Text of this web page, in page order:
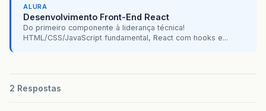
ALURA
Desenvolvimento Front-End React
Do primeiro componente à liderança técnica!
HTML/CSS/JavaScript fundamental, React com hooks e...
2 Respostas